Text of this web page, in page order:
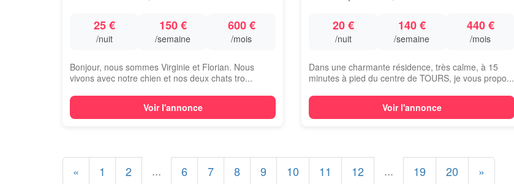
25 €
/nuit
150 €
/semaine
600 €
/mois
Bonjour, nous sommes Virginie et Florian. Nous
vivons avec notre chien et nos deux chats tro...
Voir l'annonce
20 €
/nuit
140 €
/semaine
440 €
/mois
Dans une charmante résidence, très calme, à 15
minutes à pied du centre de TOURS, je vous propo...
Voir l'annonce
« 1 2 ... 6 7 8 9 10 11 12 ... 19 20 »